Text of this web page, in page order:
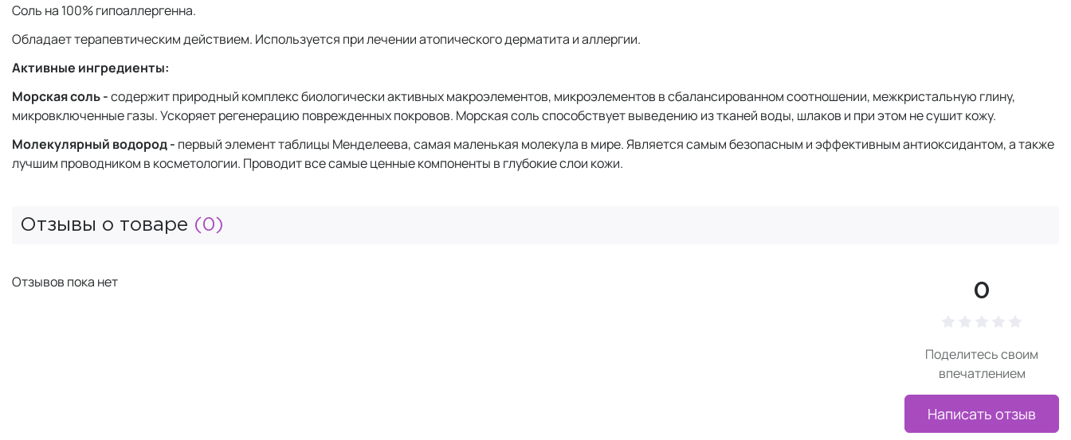
Соль на 100% гипоаллергенна.
Обладает терапевтическим действием. Используется при лечении атопического дерматита и аллергии.
Активные ингредиенты:
Морская соль -содержит природный комплекс биологически активных макроэлементов, микроэлементов в сбалансированном соотношении, межкристальную глину,
микровключенные газы. Ускоряет регенерацию поврежденных покровов. Морская соль способствует выведению из тканей воды, шлаков и при этом не сушит кожу.
Молекулярный водород - первый элемент таблицы Менделеева, самая маленькая молекула в мире. Является самым безопасным и эффективным антиоксидантом, а также
лучшим проводником в косметологии. Проводит все самые ценные компоненты в глубокие слои кожи.
Отзывы о товаре (0)
0
Поделитесь своим
впечатлением
Написать отзыв
Отзывов пока нет